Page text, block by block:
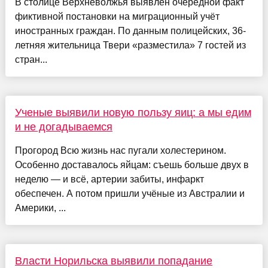
В столице Верхневолжья выявлен очередной факт
фиктивной постановки на миграционный учёт
иностранных граждан. По данным полицейских, 36-
летняя жительница Твери «разместила» 7 гостей из
стран...
Ученые выявили новую пользу яиц: а мы едим
и не догадываемся
Прогород Всю жизнь нас пугали холестерином.
Особенно доставалось яйцам: съешь больше двух в
неделю — и всё, артерии забиты, инфаркт
обеспечен. А потом пришли учёные из Австралии и
Америки, ...
Власти Норильска выявили попадание